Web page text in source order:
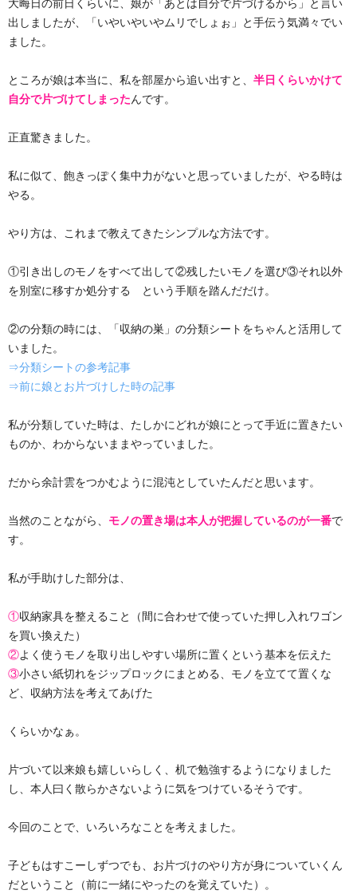
大晦日の前日くらいに、娘が「あとは自分で片づけるから」と言い
出しましたが、「いやいやいやムリでしょぉ」と手伝う気満々でい
ました。
ところが娘は本当に、私を部屋から追い出すと、 半日くらいかけて
自分で片づけてしまったんです。
正直驚きました。
私に似て、飽きっぽく集中力がないと思っていましたが、やる時は
やる。
やり方は、これまで教えてきたシンプルな方法です。
①引き出しのモノをすべて出して②残したいモノを選び③それ以外
を別室に移すか処分する という手順を踏んだだけ。
②の分類の時には、「収納の巣」の分類シートをちゃんと活用して
いました。
⇒分類シートの参考記事
⇒前に娘とお片づけした時の記事
私が分類していた時は、たしかにどれが娘にとって手近に置きたい
ものか、わからないままやっていました。
だから余計雲をつかむように混沌としていたんだと思います。
当然のことながら、 モノの置き場は本人が把握しているのが一番で
す。
私が手助けした部分は、
①収納家具を整えること（間に合わせで使っていた押し入れワゴン
を買い換えた）
②よく使うモノを取り出しやすい場所に置くという基本を伝えた
③小さい紙切れをジップロックにまとめる、モノを立てて置くな
ど、収納方法を考えてあげた
くらいかなぁ。
片づいて以来娘も嬉しいらしく、机で勉強するようになりました
し、本人曰く散らかさないように気をつけているそうです。
今回のことで、いろいろなことを考えました。
子どもはすこーしずつでも、お片づけのやり方が身についていくん
だということ（前に一緒にやったのを覚えていた）。